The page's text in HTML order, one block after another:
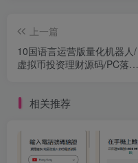
上一篇
10国语言运营版量化机器人/
虚拟币投资理财源码/PC落地
相关推荐